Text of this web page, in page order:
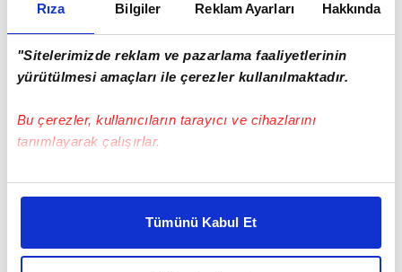
Rıza Bilgiler Reklam Ayarları Hakkında
"Sitelerimizde reklam ve pazarlama faaliyetlerinin
yürütülmesi amaçları ile çerezler kullanılmaktadır.
Bu çerezler, kullanıcıların tarayıcı ve cihazlarını
tanımlayarak çalışırlar.
Bu çerezlere izin vermeniz halinde sizlere özel
daha iyi reklam deneyimi yaşatabiliriz. Bunu yaparken
amacımızın size daha iyi bir reklam deneyimi sunmak
Tümünü Kabul Et
pozisyonda yanlış karar verildiğini MHK'nin
hakemlere dağıttığı el kitapçığıyla anlatacak.